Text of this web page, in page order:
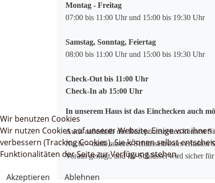
Montag - Freitag
07:00 bis 11:00 Uhr und 15:00 bis 19:30 Uhr
Samstag, Sonntag, Feiertag
08:00 bis 11:00 Uhr und 15:00 bis 19:30 Uhr
Check-Out bis 11:00 Uhr
Check-In ab 15:00 Uhr
In unserem Haus ist das Einchecken auch
Auch außerhalb der Rezeptionszeiten können
Nacht – dank unseres Schlüsseltresors
Voraus genügt, und Ihr Schlüssel wird sicher
Wir benutzen Cookies
Wir nutzen Cookies auf unserer Website. Einige von
verbessern (Tracking Cookies). Sie können selbst
Funktionalitäten der Seite zur Verfügung stehen.
Akzeptieren
Ablehnen